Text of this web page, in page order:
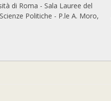
di Roma - Sala Lauree del
Politiche - P.le A. Moro,